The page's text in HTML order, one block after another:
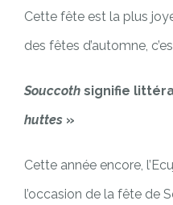
Cette fête est la plus
des fêtes d’automne,
Souccoth signifie
huttes »
Cette année encore,
l’occasion de la fête de